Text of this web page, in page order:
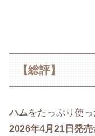
【総評】
ハムをたっぷり使っ
2026年4月21日発売